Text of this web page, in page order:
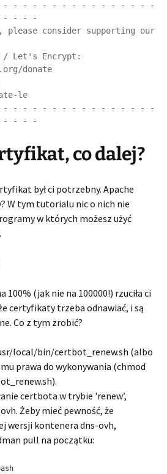
- - - - - - - - - - - - - - -
- - -
consider supporting our
donate
le
- - - - - - - - - - - - - - -
- - -
co dalej?
był ci potrzebny. Apache
W tym tutorialu nic o nich nie
w których możesz użyć
100% (jak nie na 100000!) rzuciła ci
certyfikaty trzeba odnawiać, i są
Co z tym zrobić?
local/bin/certbot_renew.sh (albo
prawa do wykonywania (chmod
certbota w trybie 'renew’,
Żeby mieć pewność, że
wersji kontenera dns-ovh,
pull na początku: